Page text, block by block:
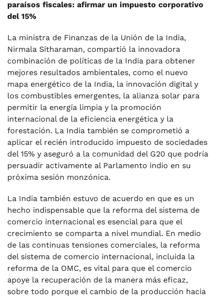
paraísos fiscales: afirmar un impuesto corporativo
del 15%
La ministra de Finanzas de la Unión de la India,
Nirmala Sitharaman, compartió la innovadora
combinación de políticas de la India para obtener
mejores resultados ambientales, como el nuevo
mapa energético de la India, la innovación digital y
los combustibles emergentes, la alianza solar para
permitir la energía limpia y la promoción
internacional de la eficiencia energética y la
forestación. La India también se comprometió a
aplicar el recién introducido impuesto de sociedades
del 15% y aseguró a la comunidad del G20 que podría
persuadir activamente al Parlamento indio en su
próxima sesión monzónica.
La India también estuvo de acuerdo en que es un
hecho indispensable que la reforma del sistema de
comercio internacional es esencial para que el
crecimiento se comparta a nivel mundial. En medio
de las continuas tensiones comerciales, la reforma
del sistema de comercio internacional, incluida la
reforma de la OMC, es vital para que el comercio
apoye la recuperación de la manera más eficaz,
sobre todo porque el cambio de la producción hacia